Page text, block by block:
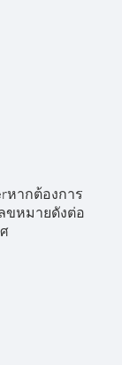
หากต้องการ
ขหมายดังต่อ